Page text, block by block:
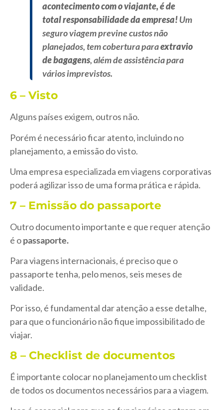
acontecimento com o viajante, é de
total responsabilidade da empresa!Um
seguro viagem previne custos não
planejados, tem cobertura paraextravio
de bagagens, além de assistência para
vários imprevistos.
6 – Visto
Alguns países exigem, outros não.
Porém é necessário ficar atento, incluindo no
planejamento, a emissão do visto.
Uma empresa especializada em viagens corporativas
poderá agilizar isso de uma forma prática e rápida.
7 – Emissão do passaporte
Outro documento importante e que requer atenção
é opassaporte.
Para viagens internacionais, é preciso que o
passaporte tenha, pelo menos, seis meses de
validade.
Por isso, é fundamental dar atenção a esse detalhe,
para que o funcionário não fique impossibilitado de
viajar.
8 – Checklist de documentos
É importante colocar no planejamento um checklist
de todos os documentos necessários para a viagem.